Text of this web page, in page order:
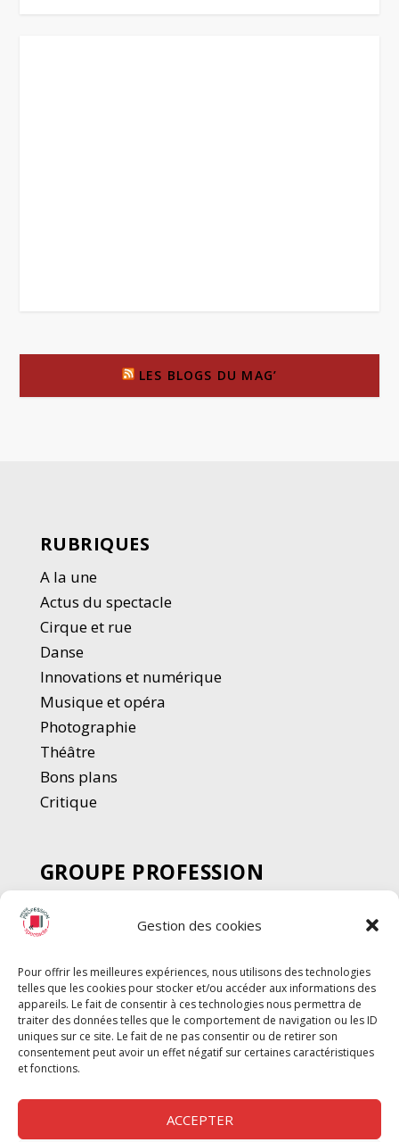
Gestion des cookies
Pour offrir les meilleures expériences, nous utilisons des technologies
telles que les cookies pour stocker et/ou accéder aux informations des
appareils. Le fait de consentir à ces technologies nous permettra de
traiter des données telles que le comportement de navigation ou les ID
uniques sur ce site. Le fait de ne pas consentir ou de retirer son
consentement peut avoir un effet négatif sur certaines caractéristiques
et fonctions.
ACCEPTER
LES BLOGS DU MAG’
RUBRIQUES
A la une
Actus du spectacle
Cirque et rue
Danse
Innovations et numérique
Musique et opéra
Photographie
Théâtre
Bons plans
Critique
GROUPE PROFESSION
SPECTACLE
Chèque Intermittents
Chèque Compta
Chèque Emploi Spectacle
G-Pods
Profession Audio-visuel